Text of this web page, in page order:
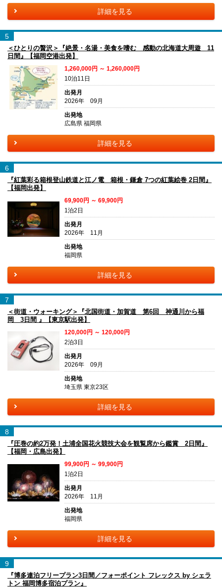
詳細を見る
5
＜ひとりの贅沢＞『絶景・名湯・美食を嗜む 感動の北海道大周遊 11
日間』【福岡空港出発】
1,260,000円 ～ 1,260,000円
10泊11日
出発月
2026年 09月
出発地
広島県 福岡県
詳細を見る
6
『紅葉彩る箱根登山鉄道と江ノ電 箱根・鎌倉 7つの紅葉絵巻 2日間』
【福岡出発】
69,900円 ～ 69,900円
1泊2日
出発月
2026年 11月
出発地
福岡県
詳細を見る
7
＜街道・ウォーキング＞『北国街道・加賀道 第6回 神通川から福
岡 3日間 』【東京駅出発】
120,000円 ～ 120,000円
2泊3日
出発月
2026年 09月
出発地
埼玉県 東京23区
詳細を見る
8
『圧巻の約2万発！土浦全国花火競技大会を観覧席から鑑賞 2日間』
【福岡・広島出発】
99,900円 ～ 99,900円
1泊2日
出発月
2026年 11月
出発地
福岡県
詳細を見る
9
『博多連泊フリープラン3日間／フォーポイント フレックス by シェラ
トン 福岡博多宿泊プラン』